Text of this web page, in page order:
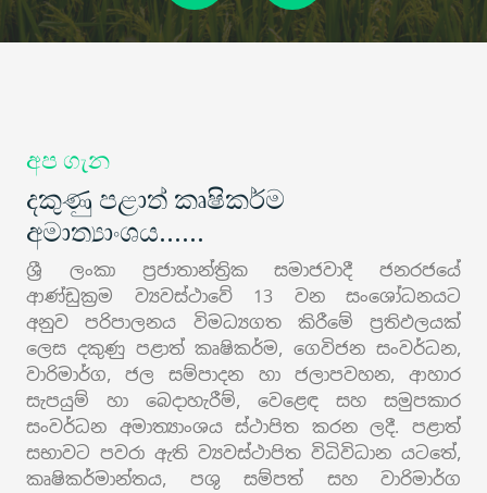
අප ගැන
දකුණු පළාත් කෘෂිකර්ම
අමාත්‍යාංශය......
ශ්‍රී ලංකා ප්‍රජාතාන්ත්‍රික සමාජවාදී ජනරජයේ
ආණ්ඩුක්‍රම ව්‍යවස්ථාවේ 13 වන සංශෝධනයට
අනුව පරිපාලනය විමධ්‍යගත කිරීමේ ප්‍රතිඵලයක්
ලෙස දකුණු පළාත් කෘෂිකර්ම, ගෙවිජන සංවර්ධන,
වාරිමාර්ග, ජල සම්පාදන හා ජලාපවහන, ආහාර
සැපයුම් හා බෙදාහැරීම්, වෙළෙඳ සහ සමුපකාර
සංවර්ධන අමාත්‍යාංශය ස්ථාපිත කරන ලදී. පළාත්
සභාවට පවරා ඇති ව්‍යවස්ථාපිත විධිවිධාන යටතේ,
කෘෂිකර්මාන්තය, පශු සම්පත් සහ වාරිමාර්ග